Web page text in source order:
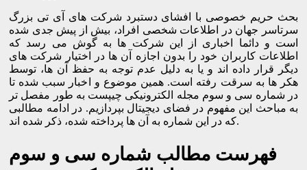
بحث حریم خصوصی با افشای دستبرد شرکت های آی تی بزرگ
سرتاسر جهان در اطلاعات شخصی افراد، بیش از پیش جدی شده
است و دائما اخباری از این شرکت ها به گوش می رسد که
اطلاعات کاربران خود را بدون اجازه آن ها در اختیار شرکت های
دیگر قرار داده اند و یا به دلیل عدم توجه به حفظ آن ها، توسط
هکر ها به سرقت رفته است. همین موضوع و اخبار سبب شده تا
در شماره سی و سوم مجله الکترونیکی چیپست به طور مفصل تر
به مباحث این مفهوم در فضای دیجیتال بپردازیم. در ادامه مطالبی
که در این شماره به آن ها پرداخته شده، ذکر شده اند.
فهرست مطالب شماره سی و سوم